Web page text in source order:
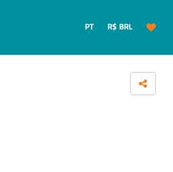
PT R$ BRL